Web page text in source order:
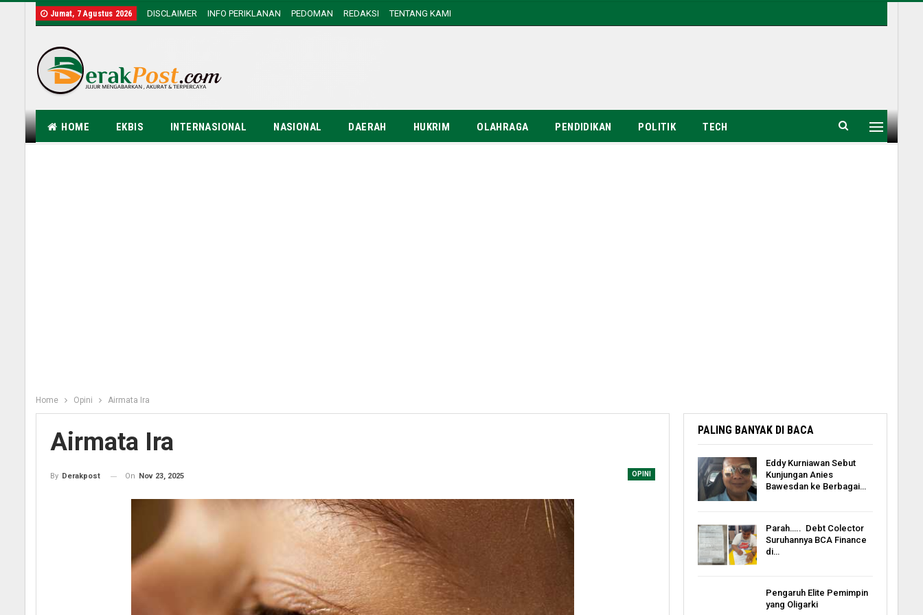
Jumat, 7 Agustus 2026 DISCLAIMER INFO PERIKLANAN PEDOMAN REDAKSI TENTANG KAMI
HOME EKBIS INTERNASIONAL NASIONAL DAERAH HUKRIM OLAHRAGA PENDIDIKAN POLITIK TECH
Home Opini Airmata Ira
Airmata Ira
OPINI
By Derakpost On Nov 23, 2025
PALING BANYAK DI BACA
Eddy Kurniawan Sebut
Kunjungan Anies
Bawesdan ke Berbagai…
Parah….. Debt Colector
Suruhannya BCA Finance
di…
Pengaruh Elite Pemimpin
yang Oligarki